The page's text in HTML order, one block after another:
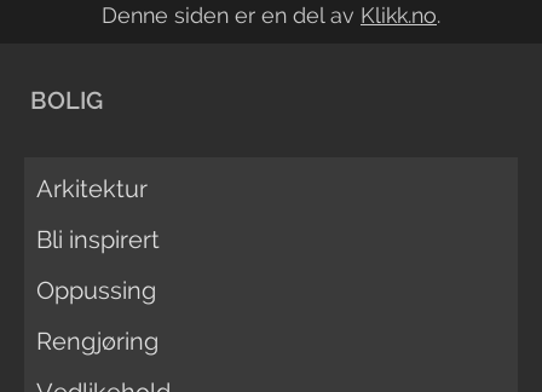
Denne siden er en del av Klikk.no.
BOLIG
Arkitektur
Bli inspirert
Oppussing
Rengjøring